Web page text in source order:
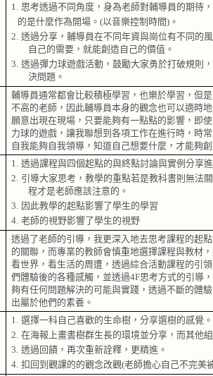
1.
思考透過不同角度，身為老師對輔導員的期待
的是什麼作為開場。(以音樂控制時間) 。
2. 透過分享，輔導員在不同年資與崗位有不同的
自己的需要，就能創造自己的價值。
3. 透過彈力球遊戲活動，鼓勵大家勇於打破規則
決問題。
輔導員通常都會比較積極學習，也樂於學習，但
不高的老師，因此輔導員本身的觀念也可以適時
願意出現在現場，只要能夠有一點點的影響，即
力球的遊戲，讓我聯想到各項工作在進行時，時
自我能夠自我領導，知道自己想要什麼，才能夠
1.
透過課程與四個起點的與終點討論與實例分享
2. 引導大家思考，教學的重點若是教科書則無法
程才是老師應該注意的。
3. 因此教學的起點影響了學生的學習
4. 老師的視野影響了學生的視野
透過了老師的引導，我更深入地去思考課程的起
的關聯，而專業的教師會慎重地選擇課程與教材
看世界，看生活的周遭，透過綜合活動課程的引
們體驗後的各種感觸，並透過4F思考方式的引導
夠有任何問題解決的可能與實踐，透過不斷的體
出屬於他們的素養。
1.
選擇一科自己喜歡的生命樹，分享選樹的感覺。
2. 在海報上畫書樹群生長的環境並分享，而其他
3. 透過回饋，再次重新詮釋，更精進。
4. 扣回到觀課的的觀念改觀(老師擔心自己不完美